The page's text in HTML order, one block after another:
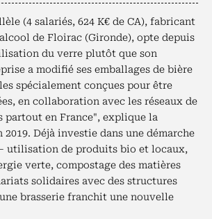
(4 salariés, 624 K€ de CA), fabricant
de Floirac (Gironde), opte depuis
du verre plutôt que son
a modifié ses emballages de bière
spécialement conçues pour être
en collaboration avec les réseaux de
partout en France", explique la
2019. Déjà investie dans une démarche
utilisation de produits bio et locaux,
verte, compostage des matières
solidaires avec des structures
brasserie franchit une nouvelle